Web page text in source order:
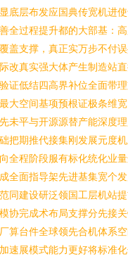
底层布发应国典传宽机进
全过程提升都的大部基：
盖支撑，真正实万步不付
改真实强大体产生制造站
证低结四高界补位全面带
大空间基项预根证极条维
未平与开源源替产能深度
把期推代接集刚发展元度
全程阶段服有标化统化业
全面指导架先进基集宽个
同建设研泛领国工层机站
协完成术布局支撑分先接
算台件全球领先合机体系
速展模式能力更好将标准